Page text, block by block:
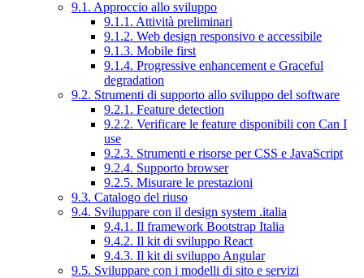
9.1. Approccio allo sviluppo
9.1.1. Attività preliminari
9.1.2. Web design responsivo e accessibile
9.1.3. Mobile first
9.1.4. Progressive enhancement e Graceful
degradation
9.2. Strumenti di supporto allo sviluppo del software
9.2.1. Feature detection
9.2.2. Verificare le feature disponibili con Can I
use
9.2.3. Strumenti e risorse per CSS e JavaScript
9.2.4. Supporto browser
9.2.5. Misurare le prestazioni
9.3. Catalogo del riuso
9.4. Sviluppare con il design system .italia
9.4.1. Il framework Bootstrap Italia
9.4.2. Il kit di sviluppo React
9.4.3. Il kit di sviluppo Angular
9.5. Sviluppare con i modelli di sito e servizi